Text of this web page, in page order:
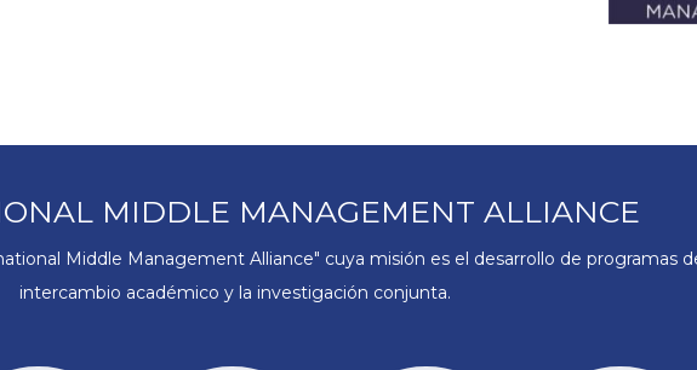
MIDDLE MANAGEMENT ALLIANCE
Middle Management Alliance" cuya misión es el desarrollo de programas
intercambio académico y la investigación conjunta.